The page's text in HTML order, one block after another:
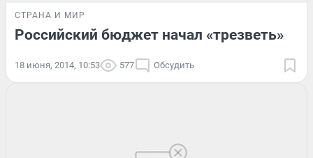
СТРАНА И МИР
Российский бюджет начал «трезветь»
18 июня, 2014, 10:53 577 Обсудить